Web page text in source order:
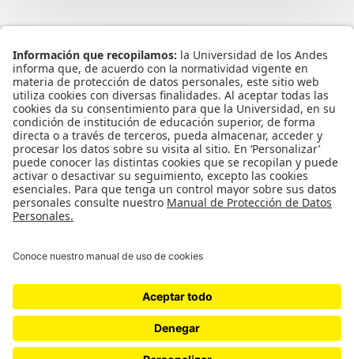
Inicio
Presentación
Blog
Convocatoria
Contactanos
VI Encuentro Internacional de Arqueología Amazónica - EIAA.